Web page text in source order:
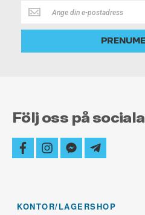
Håll
dig
alltid
Följ oss på
facebookinstagram
facebook-
messenger
telegram-
plane
KONTOR/LAGERSHOP